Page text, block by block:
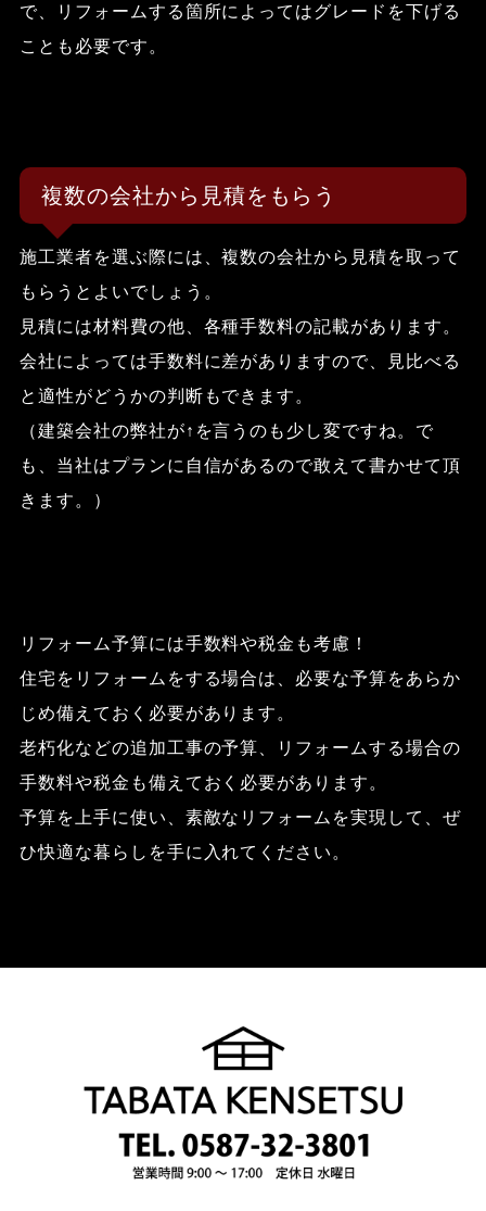
で、リフォームする箇所によってはグレードを下げる
ことも必要です。
複数の会社から見積をもらう
施工業者を選ぶ際には、複数の会社から見積を取って
もらうとよいでしょう。
見積には材料費の他、各種手数料の記載があります。
会社によっては手数料に差がありますので、見比べる
と適性がどうかの判断もできます。
（建築会社の弊社が↑を言うのも少し変ですね。で
も、当社はプランに自信があるので敢えて書かせて頂
きます。）
リフォーム予算には手数料や税金も考慮！
住宅をリフォームをする場合は、必要な予算をあらか
じめ備えておく必要があります。
老朽化などの追加工事の予算、リフォームする場合の
手数料や税金も備えておく必要があります。
予算を上手に使い、素敵なリフォームを実現して、ぜ
ひ快適な暮らしを手に入れてください。